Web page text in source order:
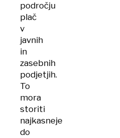
področju
plač
v
javnih
in
zasebnih
podjetjih.
To
mora
storiti
najkasneje
do